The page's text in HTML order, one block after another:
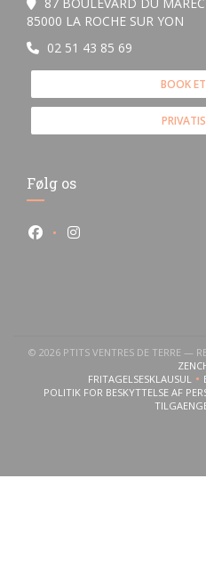
85000 LA ROCHE SUR YON
02 51 43 85 69
BOOK
Følg os
Facebook ((åbner i et nyt
Instagram ((åbner i
© 2026 PTITS VENTRES DE TERRE —
FRITAGELSESKLAUSUL
((ÅBNER I ET
POLITIK FOR BESKYTTELSE AF
((ÅBNER I